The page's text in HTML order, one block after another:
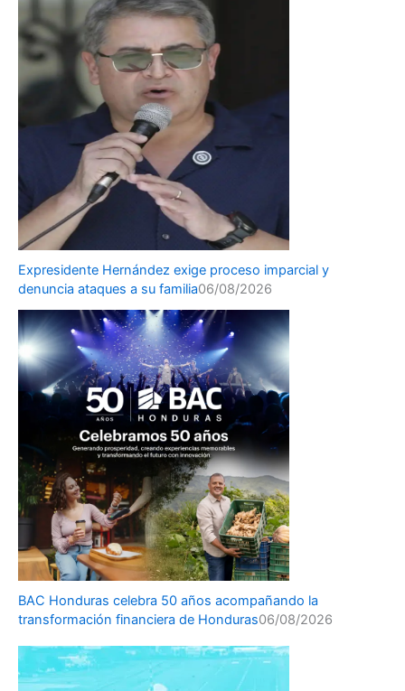
Expresidente Hernández exige proceso imparcial y
denuncia ataques a su familia06/08/2026
BAC Honduras celebra 50 años acompañando la
transformación financiera de Honduras06/08/2026